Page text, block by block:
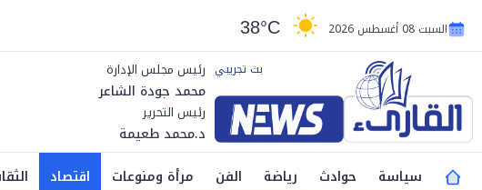
السبت 08 أغسطس 2026 38°C
رئيس مجلس الإدارة
محمد جودة الشاعر
رئيس التحرير
د.محمد طعيمة
سياسة
حوادث رياضة الفن مرأة ومنوعات اقتصاد